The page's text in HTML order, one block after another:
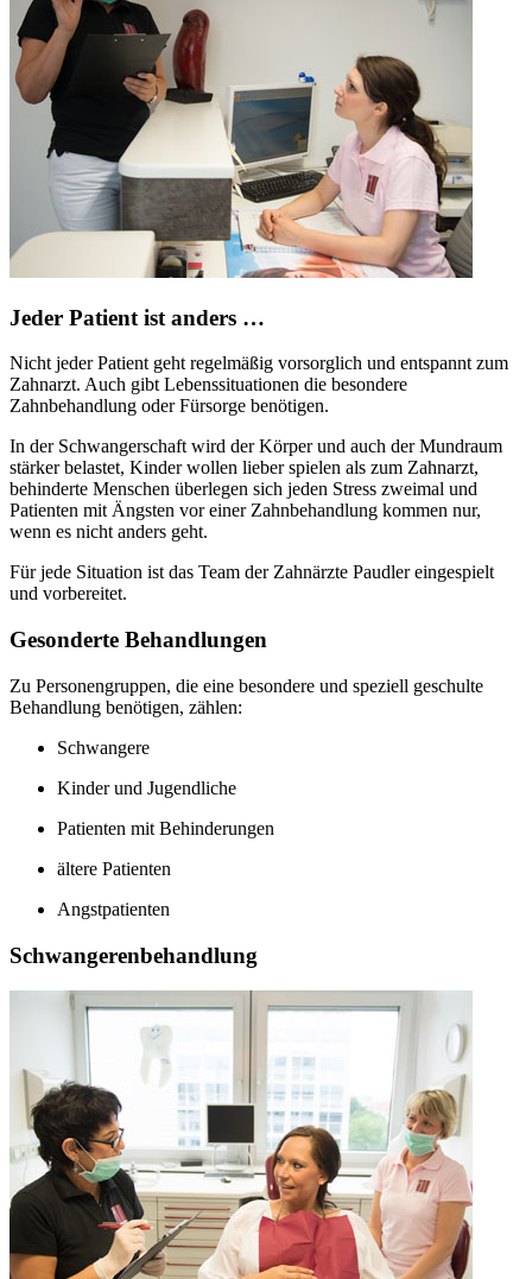
Jeder Patient ist anders …
Nicht jeder Patient geht regelmäßig vorsorglich und entspannt zum
Zahnarzt. Auch gibt Lebenssituationen die besondere
Zahnbehandlung oder Fürsorge benötigen.
In der Schwangerschaft wird der Körper und auch der Mundraum
stärker belastet, Kinder wollen lieber spielen als zum Zahnarzt,
behinderte Menschen überlegen sich jeden Stress zweimal und
Patienten mit Ängsten vor einer Zahnbehandlung kommen nur,
wenn es nicht anders geht.
Für jede Situation ist das Team der Zahnärzte Paudler eingespielt
und vorbereitet.
Gesonderte Behandlungen
Zu Personengruppen, die eine besondere und speziell geschulte
Behandlung benötigen, zählen:
Schwangere
Kinder und Jugendliche
Patienten mit Behinderungen
ältere Patienten
Angstpatienten
Schwangerenbehandlung